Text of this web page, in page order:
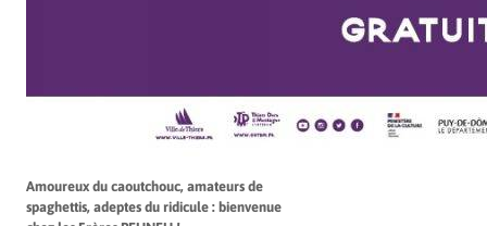
Amoureux du caoutchouc, amateurs de
spaghettis, adeptes du ridicule : bienvenue